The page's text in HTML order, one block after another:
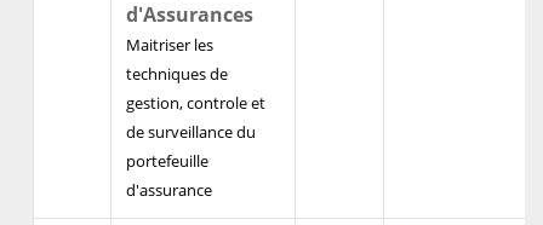
d'Assurances
Maitriser les
techniques de
gestion, controle et
de surveillance du
portefeuille
d'assurance